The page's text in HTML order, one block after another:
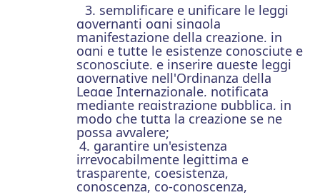
3. semplificare e unificare le leggi
governanti ogni singola
manifestazione della creazione, in
ogni e tutte le esistenze conosciute e
sconosciute, e inserire queste leggi
governative nell'Ordinanza della
Legge Internazionale, notificata
mediante registrazione pubblica, in
modo che tutta la creazione se ne
possa avvalere;
4. garantire un'esistenza
irrevocabilmente legittima e
trasparente, coesistenza,
conoscenza, co-conoscenza,